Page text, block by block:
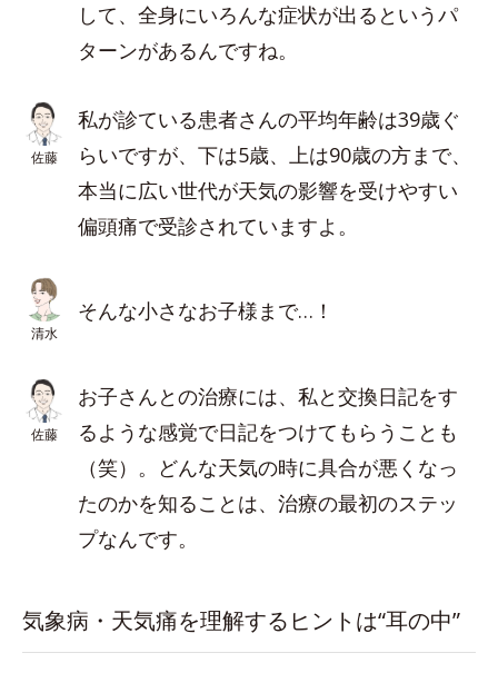
して、全身にいろんな症状が出るというパ
ターンがあるんですね。
佐藤
私が診ている患者さんの平均年齢は39歳ぐ
らいですが、下は5歳、上は90歳の方まで、
本当に広い世代が天気の影響を受けやすい
偏頭痛で受診されていますよ。
清水
そんな小さなお子様まで…！
佐藤
お子さんとの治療には、私と交換日記をす
るような感覚で日記をつけてもらうことも
（笑）。どんな天気の時に具合が悪くなっ
たのかを知ることは、治療の最初のステッ
プなんです。
気象病・天気痛を理解するヒントは“耳の中”